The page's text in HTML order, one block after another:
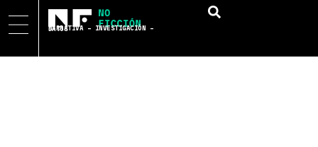
NARRATIVA – INVESTIGACIÓN – DATOS